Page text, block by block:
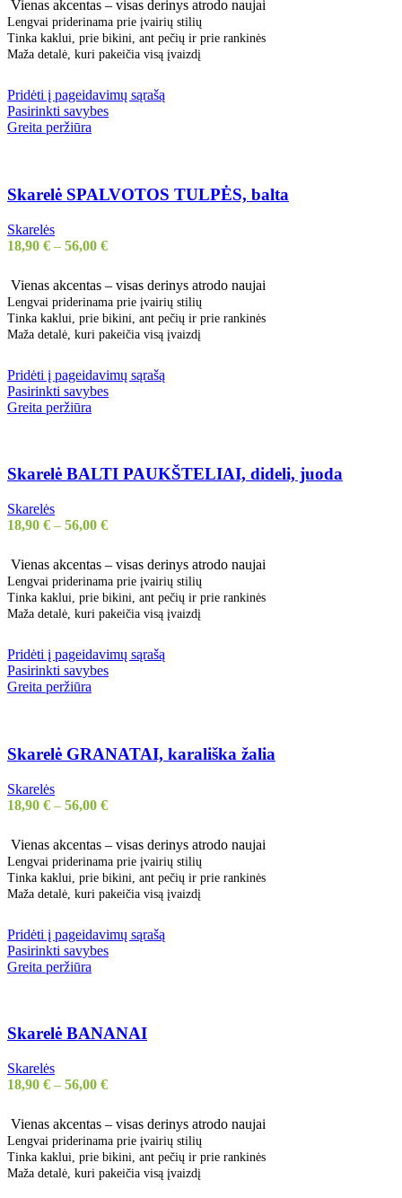
Vienas akcentas – visas derinys atrodo naujai
Lengvai priderinama prie įvairių stilių
Tinka kaklui, prie bikini, ant pečių ir prie rankinės
Maža detalė, kuri pakeičia visą įvaizdį
Pridėti į pageidavimų sąrašą
Pasirinkti savybes
Greita peržiūra
Skarelė SPALVOTOS TULPĖS, balta
Skarelės
18,90 € – 56,00 €
Vienas akcentas – visas derinys atrodo naujai
Lengvai priderinama prie įvairių stilių
Tinka kaklui, prie bikini, ant pečių ir prie rankinės
Maža detalė, kuri pakeičia visą įvaizdį
Pridėti į pageidavimų sąrašą
Pasirinkti savybes
Greita peržiūra
Skarelė BALTI PAUKŠTELIAI, dideli, juoda
Skarelės
18,90 € – 56,00 €
Vienas akcentas – visas derinys atrodo naujai
Lengvai priderinama prie įvairių stilių
Tinka kaklui, prie bikini, ant pečių ir prie rankinės
Maža detalė, kuri pakeičia visą įvaizdį
Pridėti į pageidavimų sąrašą
Pasirinkti savybes
Greita peržiūra
Skarelė GRANATAI, karališka žalia
Skarelės
18,90 € – 56,00 €
Vienas akcentas – visas derinys atrodo naujai
Lengvai priderinama prie įvairių stilių
Tinka kaklui, prie bikini, ant pečių ir prie rankinės
Maža detalė, kuri pakeičia visą įvaizdį
Pridėti į pageidavimų sąrašą
Pasirinkti savybes
Greita peržiūra
Skarelė BANANAI
Skarelės
18,90 € – 56,00 €
Vienas akcentas – visas derinys atrodo naujai
Lengvai priderinama prie įvairių stilių
Tinka kaklui, prie bikini, ant pečių ir prie rankinės
Maža detalė, kuri pakeičia visą įvaizdį